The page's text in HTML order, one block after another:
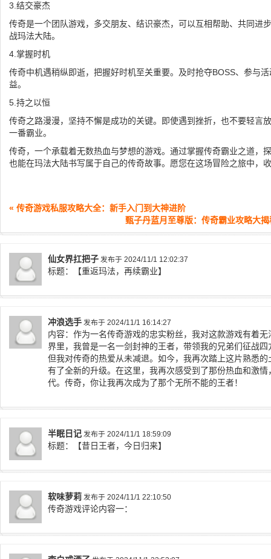
3.结交豪杰
传奇是一个团队游戏，多交朋友、结识豪杰，可以互相帮助、共同进
战玛法大陆。
4.掌握时机
传奇中机遇稍纵即逝，把握好时机至关重要。及时抢夺BOSS、参与
益。
5.持之以恒
传奇之路漫漫，坚持不懈是成功的关键。即使遇到挫折，也不要轻言
一番霸业。
传奇，一个承载着无数热血与梦想的游戏。通过掌握传奇霸业之道，
也能在玛法大陆书写属于自己的传奇故事。愿您在这场冒险之旅中，
« 传奇游戏私服攻略大全：新手入门到大神进阶
甄子丹蓝月至尊版：传奇霸业攻略大
仙女界扛把子 发布于 2024/11/1 12:02:37
标题：【重返玛法，再续霸业】
冲浪选手 发布于 2024/11/1 16:14:27
内容：作为一名传奇游戏的忠实粉丝，我对这款游戏有着
界里，我曾是一名一剑封神的王者，带领我的兄弟们征战
但我对传奇的热爱从未减退。如今，我再次踏上这片熟悉
有了全新的升级。在这里，我再次感受到了那份热血和激
代。传奇，你让我再次成为了那个无所不能的王者！
半眠日记 发布于 2024/11/1 18:59:09
标题：【昔日王者，今日归来】
软味萝莉 发布于 2024/11/1 22:10:50
传奇游戏评论内容一：